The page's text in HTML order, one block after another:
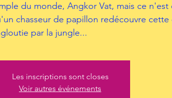
du monde, Angkor Vat, mais ce n'est
chasseur de papillon redécouvre cette
par la jungle...
Les inscriptions sont closes
Voir autres événements